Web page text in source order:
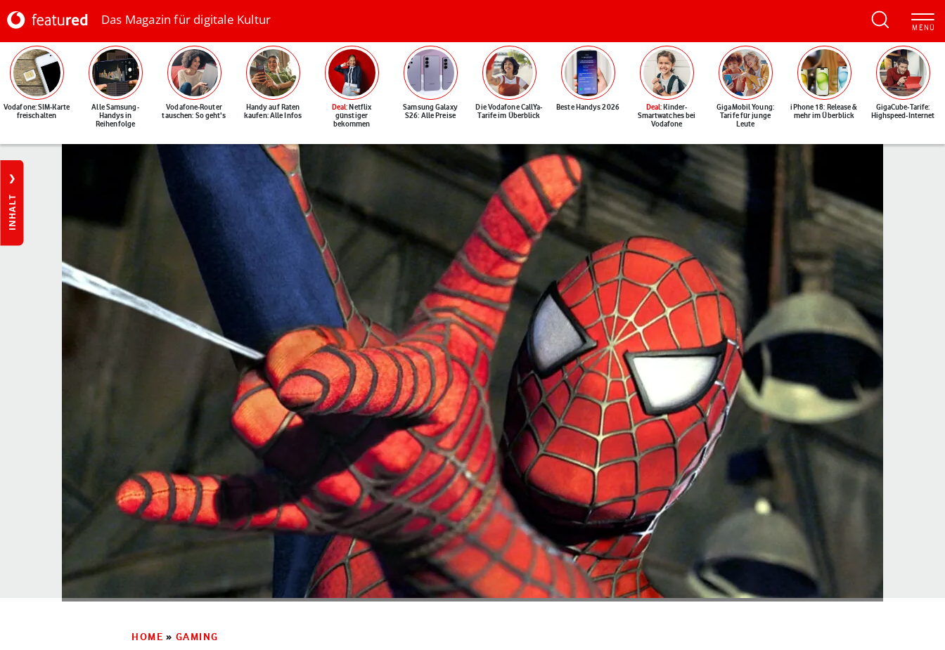
Das Magazin für digitale Kultur
Vodafone: SIM-Karte
freischalten
Alle Samsung-
Handys in
Reihenfolge
Vodafone-Router
tauschen: So geht's
Handy auf Raten
kaufen: Alle Infos
Deal: Netflix
günstiger
bekommen
Samsung Galaxy
S26: Alle Preise
Die Vodafone CallYa-
Tarife im Überblick
Beste Handys 2026 Deal: Kinder-
Smartwatches bei
Vodafone
GigaMobil Young:
Tarife für junge
Leute
iPhone 18: Release &
mehr im Überblick
GigaCube-Tarife:
Highspeed-Internet
INHALT
HOME » GAMING